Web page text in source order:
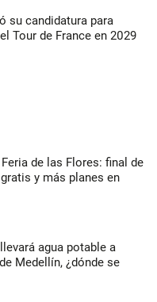
su candidatura para
Tour de France en 2029
de las Flores: final de
y más planes en
agua potable a
Medellín, ¿dónde se